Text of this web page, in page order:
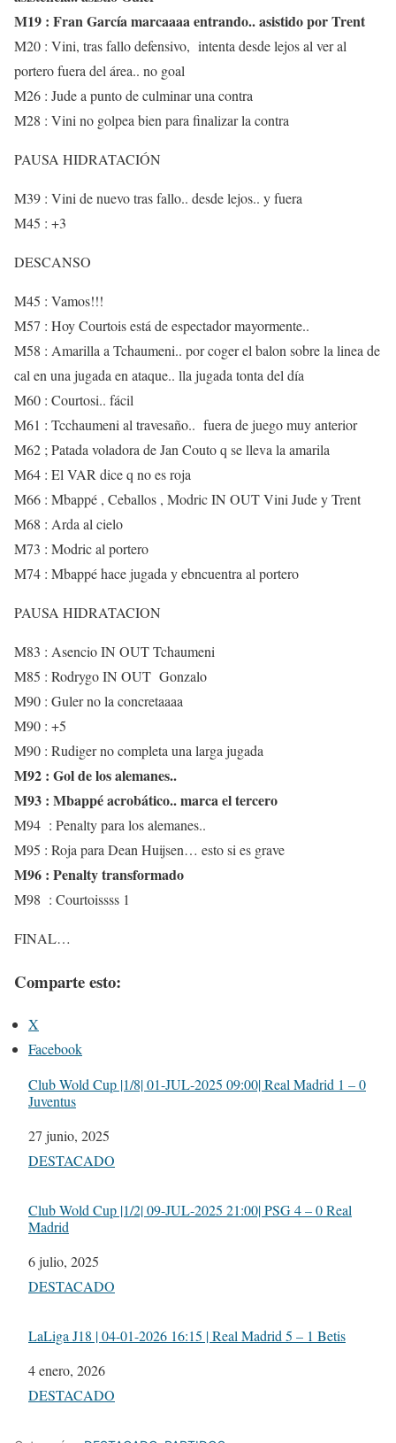
M19 : Fran García marcaaaa entrando.. asistido por Trent
M20 : Vini, tras fallo defensivo, intenta desde lejos al ver al
portero fuera del área.. no goal
M26 : Jude a punto de culminar una contra
M28 : Vini no golpea bien para finalizar la contra
PAUSA HIDRATACIÓN
M39 : Vini de nuevo tras fallo.. desde lejos.. y fuera
M45 : +3
DESCANSO
M45 : Vamos!!!
M57 : Hoy Courtois está de espectador mayormente..
M58 : Amarilla a Tchaumeni.. por coger el balon sobre la linea de
cal en una jugada en ataque.. lla jugada tonta del día
M60 : Courtosi.. fácil
M61 : Tcchaumeni al travesaño.. fuera de juego muy anterior
M62 ; Patada voladora de Jan Couto q se lleva la amarila
M64 : El VAR dice q no es roja
M66 : Mbappé , Ceballos , Modric IN OUT Vini Jude y Trent
M68 : Arda al cielo
M73 : Modric al portero
M74 : Mbappé hace jugada y ebncuentra al portero
PAUSA HIDRATACION
M83 : Asencio IN OUT Tchaumeni
M85 : Rodrygo IN OUT Gonzalo
M90 : Guler no la concretaaaa
M90 : +5
M90 : Rudiger no completa una larga jugada
M92 : Gol de los alemanes..
M93 : Mbappé acrobático.. marca el tercero
M94 : Penalty para los alemanes..
M95 : Roja para Dean Huijsen… esto si es grave
M96 : Penalty transformado
M98 : Courtoissss 1
FINAL…
Comparte esto:
X
Facebook
Club Wold Cup |1/8| 01-JUL-2025 09:00| Real Madrid 1 – 0
Juventus
Fecha
27 junio, 2025
Respecto a
DESTACADO
Club Wold Cup |1/2| 09-JUL-2025 21:00| PSG 4 – 0 Real
Madrid
Fecha
6 julio, 2025
Respecto a
DESTACADO
LaLiga J18 | 04-01-2026 16:15 | Real Madrid 5 – 1 Betis
Fecha
4 enero, 2026
Respecto a
DESTACADO